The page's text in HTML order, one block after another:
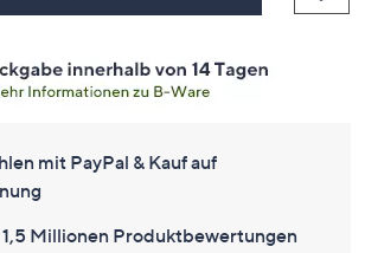
mit PayPal & Kauf auf
Millionen Produktbewertungen